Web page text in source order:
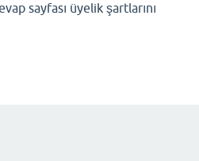
sayfası üyelik şartlarını